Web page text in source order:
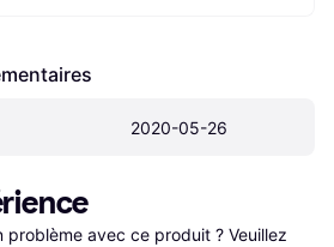
2020-05-26
problème avec ce produit ? Veuillez